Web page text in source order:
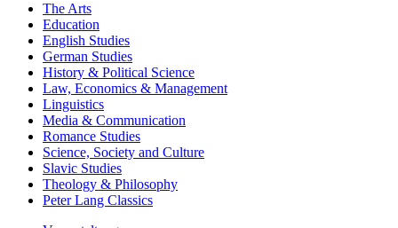
The Arts
Education
English Studies
German Studies
History & Political Science
Law, Economics & Management
Linguistics
Media & Communication
Romance Studies
Science, Society and Culture
Slavic Studies
Theology & Philosophy
Peter Lang Classics